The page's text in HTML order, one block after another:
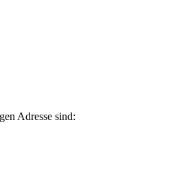
Adresse sind: